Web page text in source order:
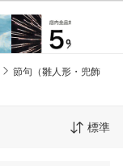
節句（雛人形・兜飾
標準